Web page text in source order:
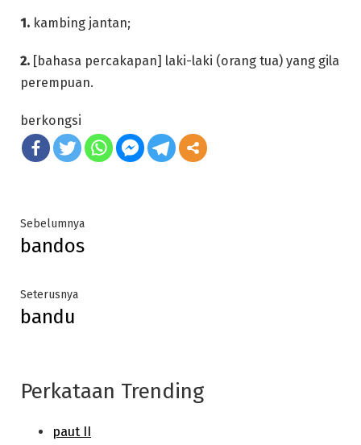
1. kambing jantan;
2. [bahasa percakapan] laki-laki (orang tua) yang gila
perempuan.
berkongsi
Post
navigation
SebelumnyaPrevious
bandos
SeterusnyaNext
bandu
Perkataan Trending